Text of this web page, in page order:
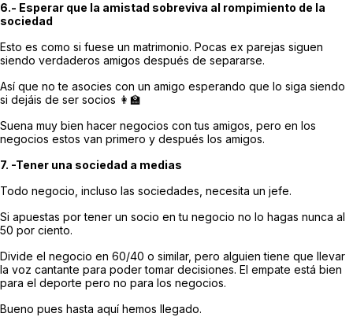
6.- Esperar que la amistad sobreviva al rompimiento de la
sociedad
Esto es como si fuese un matrimonio. Pocas ex parejas siguen
siendo verdaderos amigos después de separarse.
Así que no te asocies con un amigo esperando que lo siga siendo
si dejáis de ser socios 👩‍🏫
Suena muy bien hacer negocios con tus amigos, pero en los
negocios estos van primero y después los amigos.
7. -Tener una sociedad a medias
Todo negocio, incluso las sociedades, necesita un jefe.
Si apuestas por tener un socio en tu negocio no lo hagas nunca al
50 por ciento.
Divide el negocio en 60/40 o similar, pero alguien tiene que llevar
la voz cantante para poder tomar decisiones. El empate está bien
para el deporte pero no para los negocios.
Bueno pues hasta aquí hemos llegado.